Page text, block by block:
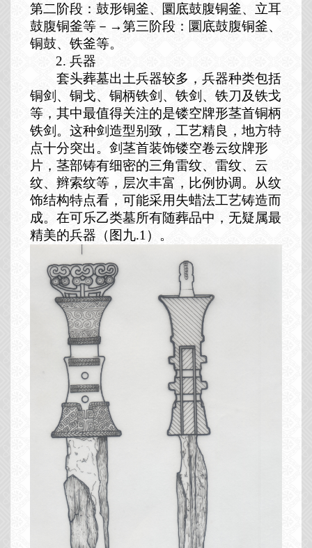
第二阶段：鼓形铜釜、圜底鼓腹铜釜、立耳
鼓腹铜釜等－→第三阶段：圜底鼓腹铜釜、
铜鼓、铁釜等。
2. 兵器
套头葬墓出土兵器较多，兵器种类包括
铜剑、铜戈、铜柄铁剑、铁剑、铁刀及铁戈
等，其中最值得关注的是镂空牌形茎首铜柄
铁剑。这种剑造型别致，工艺精良，地方特
点十分突出。剑茎首装饰镂空卷云纹牌形
片，茎部铸有细密的三角雷纹、雷纹、云
纹、辫索纹等，层次丰富，比例协调。从纹
饰结构特点看，可能采用失蜡法工艺铸造而
成。在可乐乙类墓所有随葬品中，无疑属最
精美的兵器（图九.1 ）。